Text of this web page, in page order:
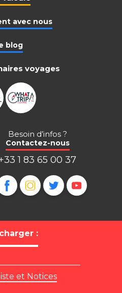
avec nous
blog
voyages
Besoin d’infos ?
Contactez-nous
1 83 65 00 37
:
et Notices